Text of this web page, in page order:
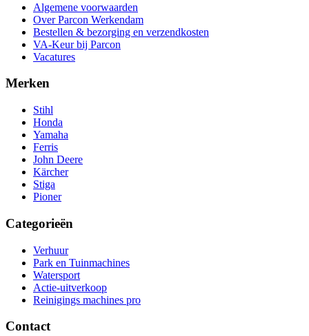
Algemene voorwaarden
Over Parcon Werkendam
Bestellen & bezorging en verzendkosten
VA-Keur bij Parcon
Vacatures
Merken
Stihl
Honda
Yamaha
Ferris
John Deere
Kärcher
Stiga
Pioner
Categorieën
Verhuur
Park en Tuinmachines
Watersport
Actie-uitverkoop
Reinigings machines pro
Contact